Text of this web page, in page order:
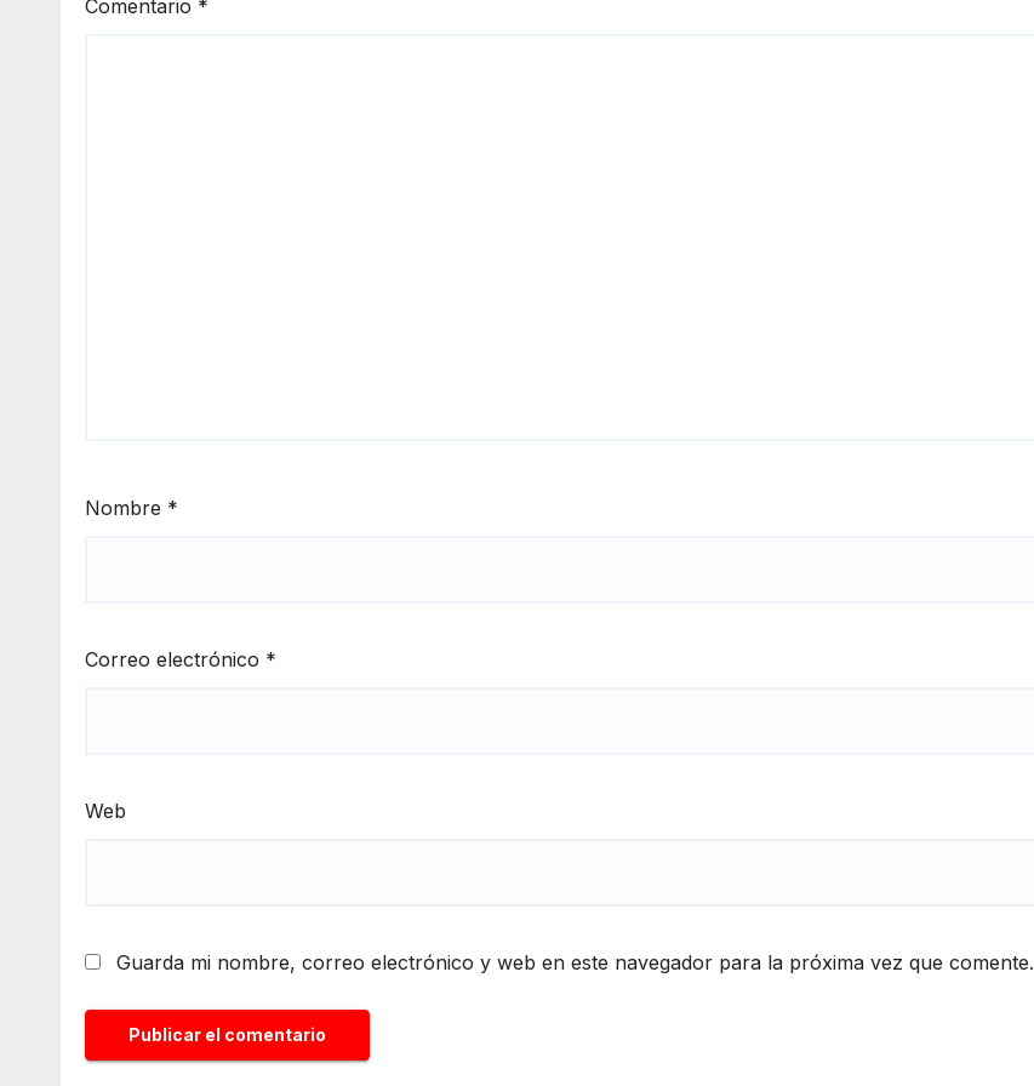
Comentario *
Nombre *
Correo electrónico *
Web
Guarda mi nombre, correo electrónico y web en este navegador para la próxima vez que comente.